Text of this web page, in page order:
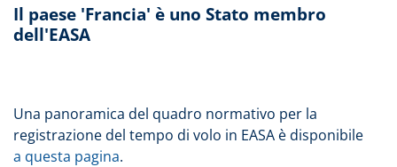
Il paese 'Francia' è uno Stato membro
dell'EASA
Una panoramica del quadro normativo per la
registrazione del tempo di volo in EASA è disponibile
a questa pagina.